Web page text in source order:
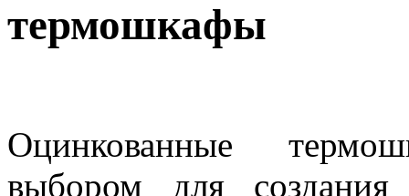
термошкафы
Оцинкованные
выбором для